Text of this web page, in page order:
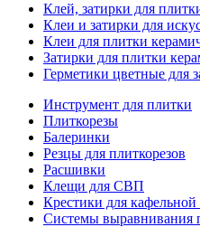
Клей, затирки для
Клеи и затирки для
Клеи для плитки
Затирки для плитки
Герметики цветные для
Инструмент для плитки
Плиткорезы
Балеринки
Резцы для плиткорезов
Расшивки
Клещи для СВП
Крестики для
Системы выравнивания